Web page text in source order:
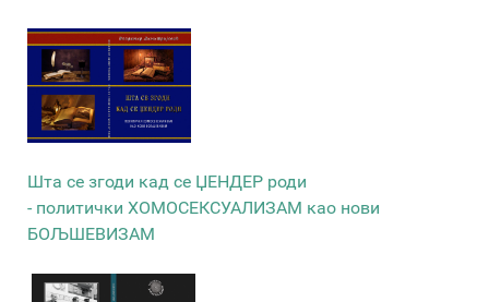
Шта се згоди кад се ЏЕНДЕР роди
- политички ХОМОСЕКСУАЛИЗАМ као нови
БОЉШЕВИЗАМ